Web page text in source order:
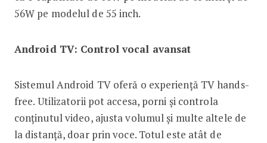
56W pe modelul de 55 inch.
Android TV: Control vocal avansat
Sistemul Android TV oferă o experiență TV hands-
free. Utilizatorii pot accesa, porni și controla
conținutul video, ajusta volumul și multe altele de
la distanță, doar prin voce. Totul este atât de